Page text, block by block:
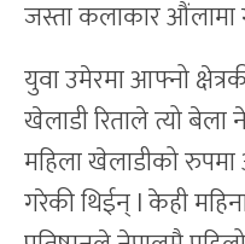
जस्ता कलाकार औंलामा
युवा उमेरमा आफ्नो
खेलाडी रिताले त्यो
महिला खेलाडीको
गरेकी थिईन् l केही